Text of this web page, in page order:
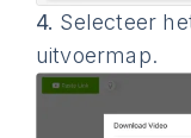
4. Selecteer
uitvoermap.